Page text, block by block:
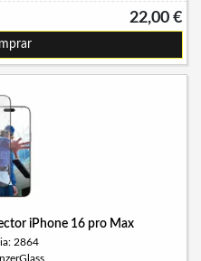
22,00 €
iPhone 16 pro Max
2864